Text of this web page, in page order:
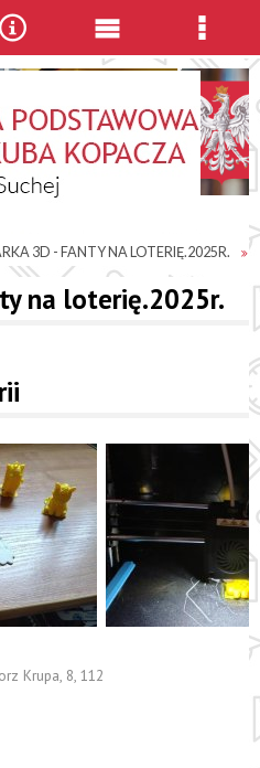
3D - FANTY NA LOTERIĘ.2025R.
na loterię.2025r.
Krupa 8 112
Menu
Menu